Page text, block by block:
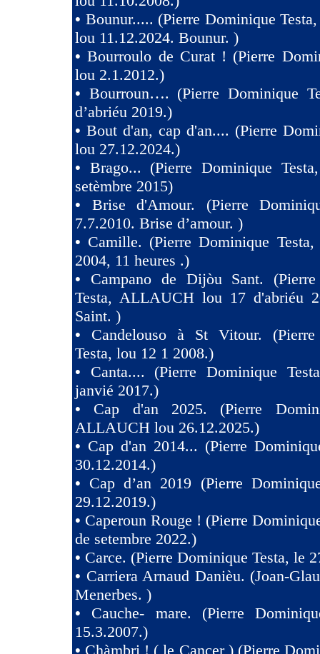
• Bounur..... (Pierre Dominique
lou 11.12.2024. Bounur. )
•Bourroulo de Curat ! (Pierre
lou 2.1.2012.)
• Bourroun…. (Pierre Dominique
d’abriéu 2019.)
• Bout d'an, cap d'an.... (Pierre
lou 27.12.2024.)
• Brago... (Pierre Dominique
setèmbre 2015)
• Brise d'Amour. (Pierre
7.7.2010. Brise d’amour. )
• Camille. (Pierre Dominique
2004, 11 heures .)
• Campano de Dijòu Sant.
Testa, ALLAUCH lou 17 d'abriéu
Saint. )
• Candelouso à St Vitour. (Pierre
Testa, lou 12 1 2008.)
• Canta.... (Pierre Dominique
janvié 2017.)
• Cap d'an 2025. (Pierre
ALLAUCH lou 26.12.2025.)
• Cap d'an 2014... (Pierre
30.12.2014.)
• Cap d’an 2019 (Pierre
29.12.2019.)
• Caperoun Rouge ! (Pierre
de setembre 2022.)
• Carce. (Pierre Dominique Testa, le
• Carriera Arnaud Danièu. (Joan-
Menerbes. )
• Cauche- mare. (Pierre
15.3.2007.)
• Chàmbri ! ( le Cancer ) (Pierre